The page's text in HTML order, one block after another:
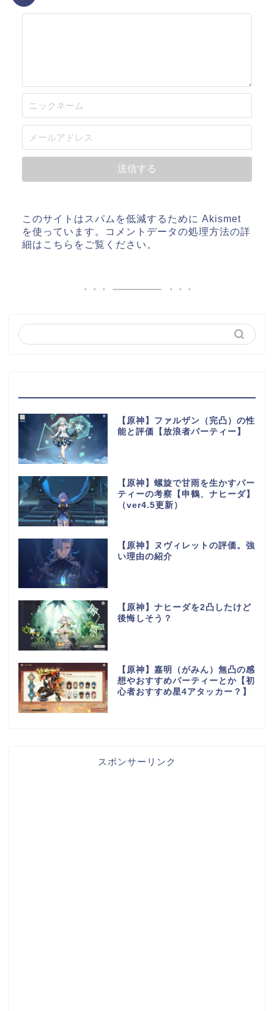
このサイトはスパムを低減するために Akismet
を使っています。
コメントデータの処理方法の詳
細はこちらをご覧ください 。
【原神】ファルザン（完凸）の性
能と評価【放浪者パーティー】
【原神】螺旋で甘雨を生かすパー
ティーの考察【申鶴、ナヒーダ】
（ver4.5更新）
【原神】ヌヴィレットの評価。強
い理由の紹介
【原神】ナヒーダを2凸したけど
後悔しそう？
【原神】嘉明（がみん）無凸の感
想やおすすめパーティーとか【初
心者おすすめ星4アタッカー？】
スポンサーリンク